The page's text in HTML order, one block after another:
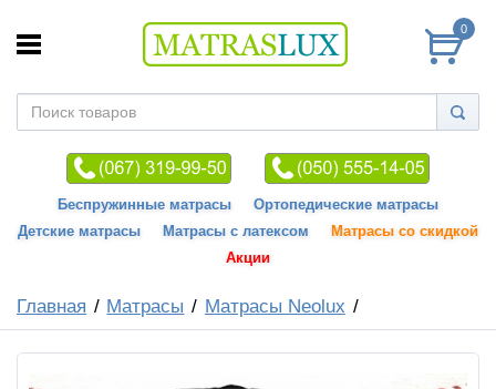
0
Беспружинные матрасы
Ортопедические матрасы
Детские матрасы
Матрасы с латексом
Матрасы со скидкой
Акции
Главная Матрасы Матрасы Neolux